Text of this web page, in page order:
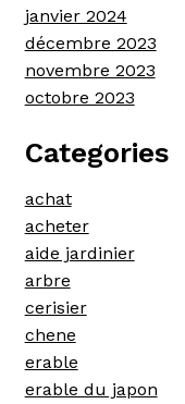
janvier 2024
décembre 2023
novembre 2023
octobre 2023
Categories
achat
acheter
aide jardinier
arbre
cerisier
chene
erable
erable du japon